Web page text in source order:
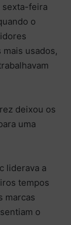
sexta-feira
o
usados,
deixou os
uma
liderava a
tempos
marcas
o